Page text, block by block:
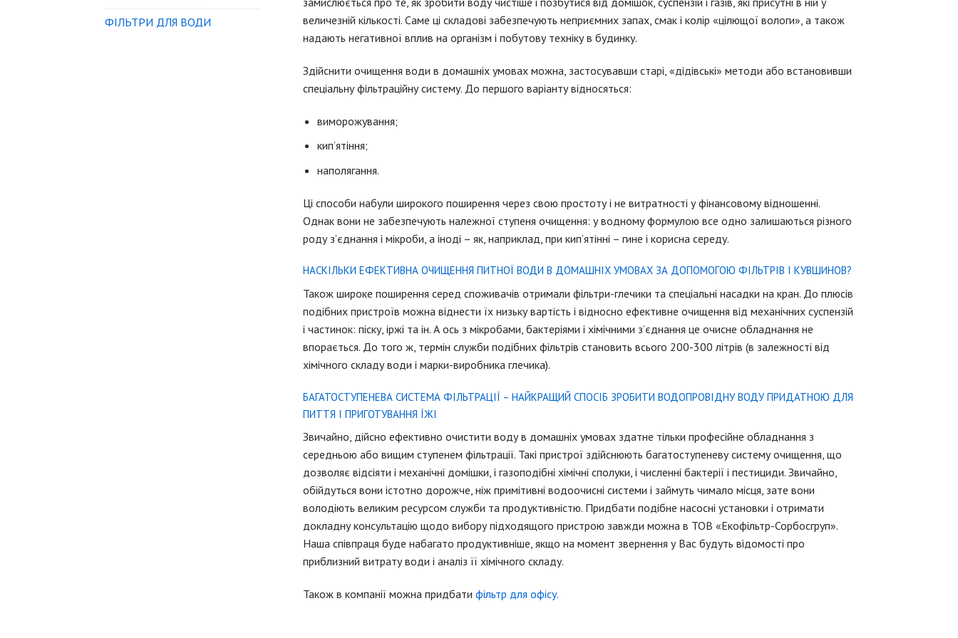
ФІЛЬТРИ ДЛЯ ВОДИ
величезній кількості. Саме ці складові забезпечують неприємних запах, смак і колір «цілющої вологи», а також
надають негативної вплив на організм і побутову техніку в будинку.
Здійснити очищення води в домашніх умовах можна, застосувавши старі, «дідівські» методи або встановивши
спеціальну фільтраційну систему. До першого варіанту відносяться:
виморожування;
кип’ятіння;
наполягання.
Ці способи набули широкого поширення через свою простоту і не витратності у фінансовому відношенні.
Однак вони не забезпечують належної ступеня очищення: у водному формулою все одно залишаються різного
роду з’єднання і мікроби, а іноді – як, наприклад, при кип’ятінні – гине і корисна середу.
НАСКІЛЬКИ ЕФЕКТИВНА ОЧИЩЕННЯ ПИТНОЇ ВОДИ В ДОМАШНІХ УМОВАХ ЗА ДОПОМОГОЮ ФІЛЬТРІВ І КУВШИНОВ?
Також широке поширення серед споживачів отримали фільтри-глечики та спеціальні насадки на кран. До плюсів
подібних пристроїв можна віднести їх низьку вартість і відносно ефективне очищення від механічних суспензій
і частинок: піску, іржі та ін. А ось з мікробами, бактеріями і хімічними з’єднання це очисне обладнання не
впорається. До того ж, термін служби подібних фільтрів становить всього 200-300 літрів (в залежності від
хімічного складу води і марки-виробника глечика).
БАГАТОСТУПЕНЕВА СИСТЕМА ФІЛЬТРАЦІЇ – НАЙКРАЩИЙ СПОСІБ ЗРОБИТИ ВОДОПРОВІДНУ ВОДУ ПРИДАТНОЮ ДЛЯ
ПИТТЯ І ПРИГОТУВАННЯ ЇЖІ
Звичайно, дійсно ефективно очистити воду в домашніх умовах здатне тільки професійне обладнання з
середньою або вищим ступенем фільтрації. Такі пристрої здійснюють багатоступеневу систему очищення, що
дозволяє відсіяти і механічні домішки, і газоподібні хімічні сполуки, і численні бактерії і пестициди. Звичайно,
обійдуться вони істотно дорожче, ніж примітивні водоочисні системи і займуть чимало місця, зате вони
володіють великим ресурсом служби та продуктивністю. Придбати подібне насосні установки і отримати
докладну консультацію щодо вибору підходящого пристрою завжди можна в ТОВ «Екофільтр-Сорбосгруп».
Наша співпраця буде набагато продуктивніше, якщо на момент звернення у Вас будуть відомості про
приблизний витрату води і аналіз її хімічного складу.
Також в компанії можна придбати фільтр для офісу.